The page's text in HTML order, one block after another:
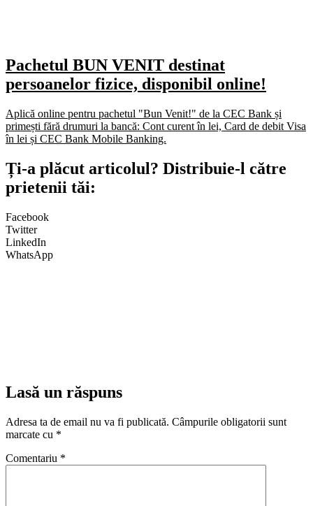
Pachetul BUN VENIT destinat
persoanelor fizice, disponibil online!
Aplică online pentru pachetul "Bun Venit!" de la CEC Bank și
primești fără drumuri la bancă: Cont curent în lei, Card de debit Visa
în lei și CEC Bank Mobile Banking.​
Ți-a plăcut articolul? Distribuie-l către
prietenii tăi:
Facebook
Twitter
LinkedIn
WhatsApp
Lasă un răspuns
Adresa ta de email nu va fi publicată. Câmpurile obligatorii sunt
marcate cu *
Comentariu *